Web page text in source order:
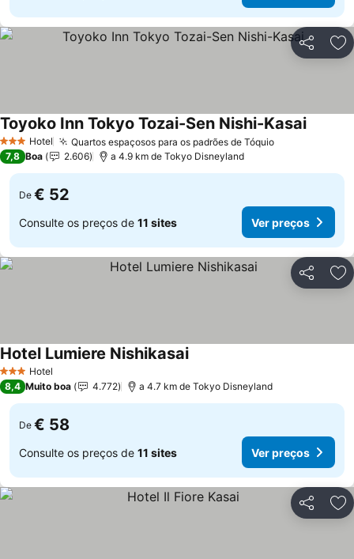
Partilhar
3 EstrelasHotel Quartos espaçosos para os padrões de TóquioVer preços
Toyoko Inn Tokyo Tozai-Sen Nishi-KasaiVer
7,8 Boa 2.606 a 4.9 km de Tokyo Disneyland
De € 52
Consulte os preços de 11 sites Ver preços
Partilhar
3 EstrelasHotel
Hotel Lumiere NishikasaiVer preços
8,4 Muito boa 4.772 a 4.7 km de Tokyo Disneyland
De € 58
Consulte os preços de 11 sites Ver preços
Partilhar